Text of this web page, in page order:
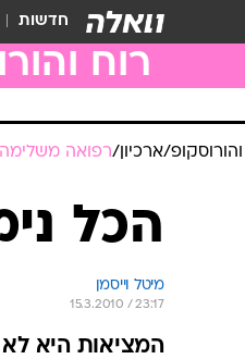
חדשות
רוח
/ארכיון /רפואה משלימה
הכל
מיטל וייסמן
15.3.2010 / 23:17
המציאות היא